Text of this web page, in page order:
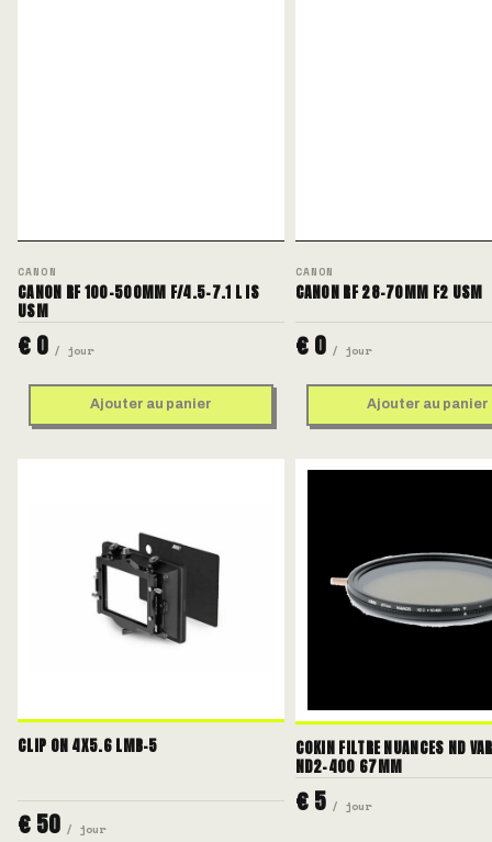
CANON
CANON RF 100-500MM F/4.5-7.1 L IS
USM
€ 0 / jour
Ajouter au panier
CANON
CANON RF 28-70MM F2 USM
€ 0 / jour
Ajouter au panier
CLIP ON 4X5.6 LMB-5
€ 50 / jour
COKIN FILTRE NUANCES ND
ND2-400 67MM
€ 5 / jour